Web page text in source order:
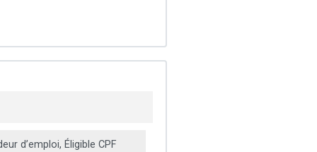
d’emploi, Éligible CPF